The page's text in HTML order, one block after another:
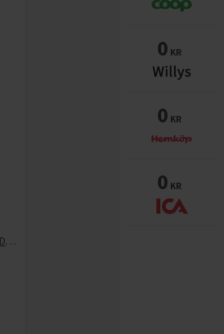
Pomegranate 24h Roll-On Deodorant
0 KR
0 KR
0 KR